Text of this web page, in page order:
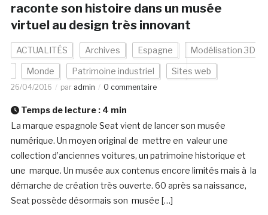
raconte son histoire dans un musée
virtuel au design très innovant
ACTUALITÉS Archives Espagne Modélisation 3D
Monde Patrimoine industriel Sites web
26/04/2016 par admin 0 commentaire
Temps de lecture : 4 min
La marque espagnole Seat vient de lancer son musée
numérique. Un moyen original de mettre en valeur une
collection d’anciennes voitures, un patrimoine historique et
une marque. Un musée aux contenus encore limités mais à la
démarche de création très ouverte. 60 après sa naissance,
Seat possède désormais son musée […]